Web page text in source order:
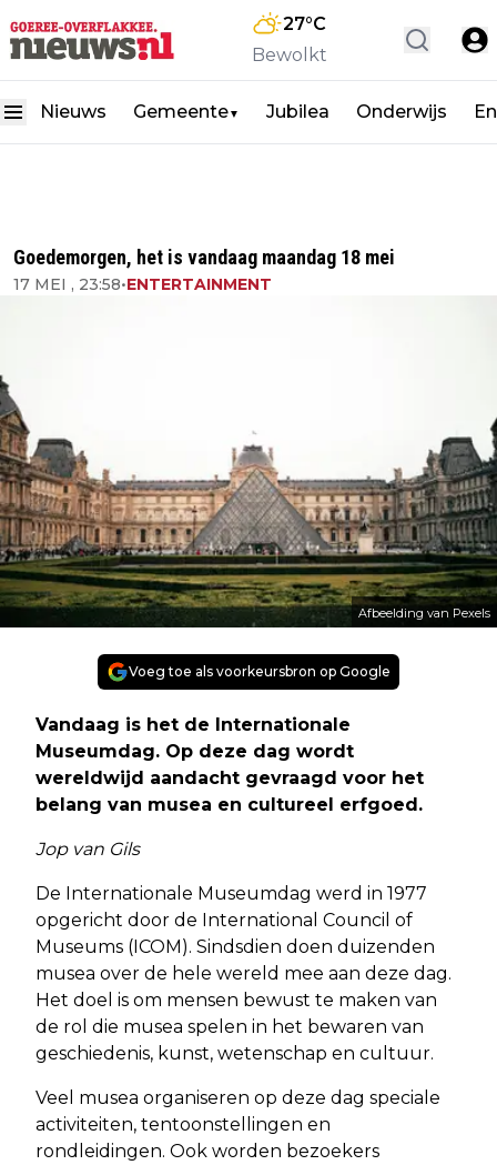
27°C
Bewolkt
Nieuws Gemeente▼ Jubilea Onderwijs
Goedemorgen, het is vandaag maandag 18 mei
17 MEI , 23:58•ENTERTAINMENT
Afbeelding van Pexels
Voeg toe als voorkeursbron op Google
Vandaag is het de Internationale
Museumdag. Op deze dag wordt
wereldwijd aandacht gevraagd voor het
belang van musea en cultureel erfgoed.
Jop van Gils
De Internationale Museumdag werd in 1977
opgericht door de International Council of
Museums (ICOM). Sindsdien doen duizenden
musea over de hele wereld mee aan deze dag.
Het doel is om mensen bewust te maken van
de rol die musea spelen in het bewaren van
geschiedenis, kunst, wetenschap en cultuur.
Veel musea organiseren op deze dag speciale
activiteiten, tentoonstellingen en
rondleidingen. Ook worden bezoekers